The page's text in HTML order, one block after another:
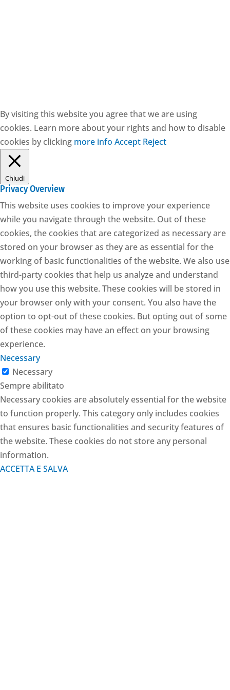
By visiting this website you agree that we are using
cookies. Learn more about your rights and how to disable
cookies by clicking more info Accept Reject
Chiudi
Privacy Overview
This website uses cookies to improve your experience
while you navigate through the website. Out of these
cookies, the cookies that are categorized as necessary are
stored on your browser as they are as essential for the
working of basic functionalities of the website. We also use
third-party cookies that help us analyze and understand
how you use this website. These cookies will be stored in
your browser only with your consent. You also have the
option to opt-out of these cookies. But opting out of some
of these cookies may have an effect on your browsing
experience.
Necessary
Necessary
Sempre abilitato
Necessary cookies are absolutely essential for the website
to function properly. This category only includes cookies
that ensures basic functionalities and security features of
the website. These cookies do not store any personal
information.
ACCETTA E SALVA